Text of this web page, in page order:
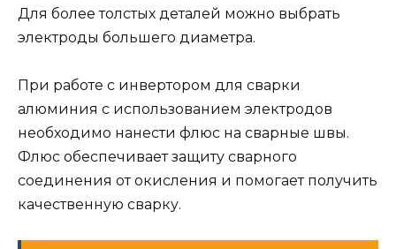
Для более толстых деталей можно выбрать
электроды большего диаметра.
При работе с инвертором для сварки
алюминия с использованием электродов
необходимо нанести флюс на сварные швы.
Флюс обеспечивает защиту сварного
соединения от окисления и помогает получить
качественную сварку.